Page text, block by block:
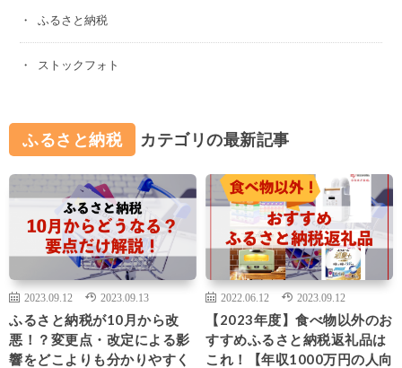
ふるさと納税
ストックフォト
ふるさと納税 カテゴリの最新記事
2023.09.12 2023.09.13
ふるさと納税が10月から改
悪！？変更点・改定による影
響をどこよりも分かりやすく
2022.06.12 2023.09.12
【2023年度】食べ物以外のお
すすめふるさと納税返礼品は
これ！【年収1000万円の人向